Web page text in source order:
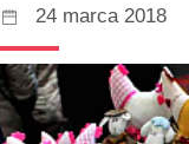
24 marca 2018